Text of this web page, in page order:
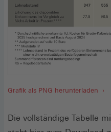
Grafik als PNG herunterladen
Die vollständige Tabelle